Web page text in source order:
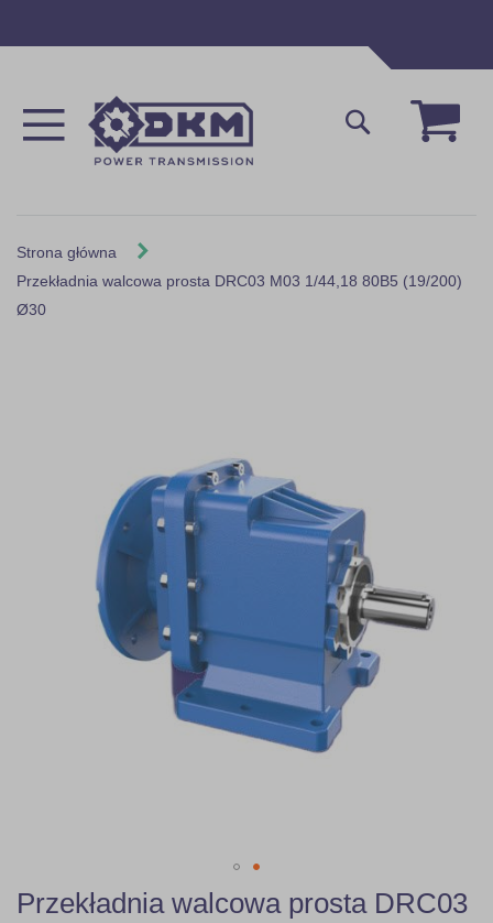
Mój
Szukaj
Strona główna
Przekładnia walcowa prosta DRC03 M03 1/44,18 80B5 (19/200)
Ø30
Skip
toPrzekładnia walcowa prosta DRC03